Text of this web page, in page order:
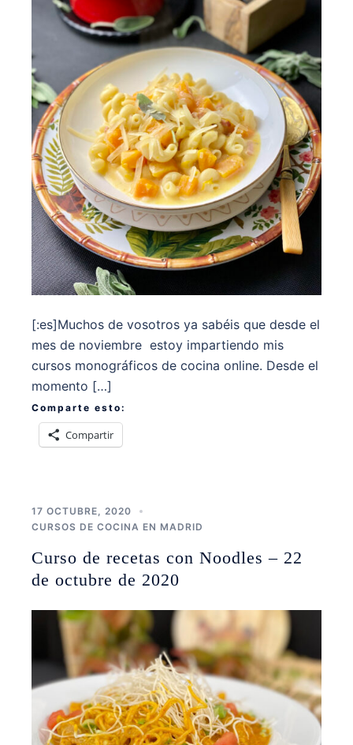
[:es]Muchos de vosotros ya sabéis que desde el
mes de noviembre estoy impartiendo mis
cursos monográficos de cocina online. Desde el
momento […]
Comparte esto:
Compartir
17 OCTUBRE, 2020
CURSOS DE COCINA EN MADRID
Curso de recetas con Noodles – 22
de octubre de 2020